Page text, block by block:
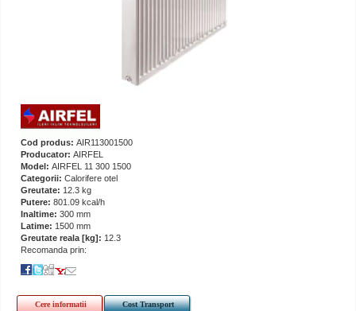
Cod produs: AIR113001500
Producator: AIRFEL
Model: AIRFEL 11 300 1500
Categorii: Calorifere otel
Greutate: 12.3 kg
Putere: 801.09 kcal/h
Inaltime: 300 mm
Latime: 1500 mm
Greutate reala [kg]: 12.3
Recomanda prin:
Cere informatii Cost Transport